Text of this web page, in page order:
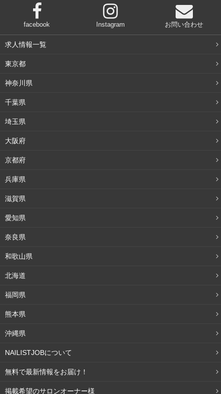
サロンの特徴
プチプラ系ワンカラーから、ブライダルなどのイベントに向けた華
ダントツのNAIL MAISON 横浜店。
ネイルサロンにとって大事な接客面にも力を入れており、その丁寧
口コミ一部抜粋
した。色の選択に悩みましたがアドバイスも頂き、満足のいく選択
ができました。ありがとうございました。また是非行きたいと思っ
性）
チークネイル初挑戦でしたが、可愛く仕上げて頂いて嬉しかったで
で、色に迷っていたらサンプルを見せて下さったりと嬉しかったで
す。（30代女性）
TEL
アクセス
営業時間 12:00～21:00(最終受付19:00)
定休日 不定休
facebook Instagram お問い合わせ
求人情報一覧
東京都
神奈川県
千葉県
埼玉県
大阪府
京都府
兵庫県
滋賀県
愛知県
奈良県
和歌山県
北海道
福岡県
熊本県
沖縄県
NAILISTJOBについて
無料で最新情報をお届け！
掲載希望のサロンオーナー様